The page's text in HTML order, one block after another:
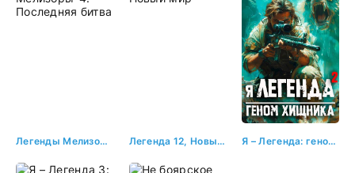
Легенды Мелизоры-4. Последняя битва Легенда 12, Новый мир Я – Легенда: геном хищника